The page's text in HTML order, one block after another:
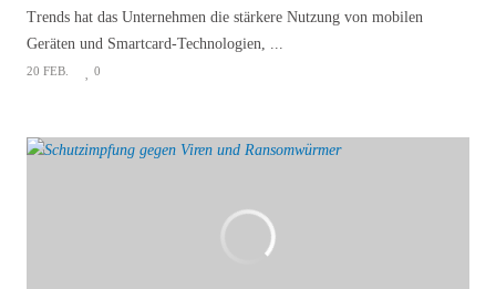
Trends hat das Unternehmen die stärkere Nutzung von mobilen
Geräten und Smartcard-Technologien, ...
20 FEB. 0